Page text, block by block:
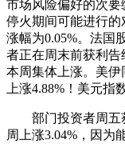
市场风险偏好的次
停火期间可能进行的
涨幅为0.05%。法国
者正在周末前获利告
本周集体上涨。美伊
上涨4.88%！美元指
部门投资者周五获
周上涨3.04%，因为